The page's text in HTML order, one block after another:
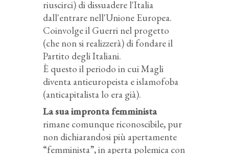
riuscirci) di dissuadere l'Italia
dall'entrare nell'Unione Europea.
Coinvolge il Guerri nel progetto
(che non si realizzerà) di fondare il
Partito degli Italiani.
È questo il periodo in cui Magli
diventa antieuropeista e islamofoba
(anticapitalista lo era già).
La sua impronta femminista
rimane comunque riconoscibile, pur
non dichiarandosi più apertamente
“femminista”, in aperta polemica con